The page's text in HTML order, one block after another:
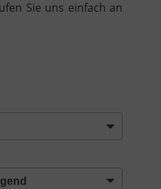
Sie uns einfach an